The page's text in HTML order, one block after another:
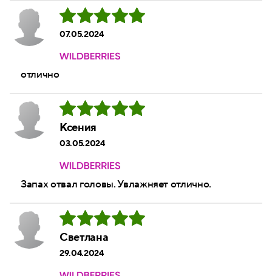
07.05.2024
отлично
Ксения
03.05.2024
Запах отвал головы. Увлажняет отлично.
Светлана
29.04.2024